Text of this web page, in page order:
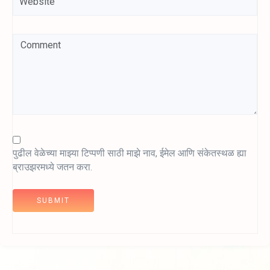
पुढील वेळेच्या माझ्या टिप्पणी साठी माझे नाव, ईमेल आणि संकेतस्थळ ह्या
ब्राउझरमध्ये जतन करा.
SUBMIT